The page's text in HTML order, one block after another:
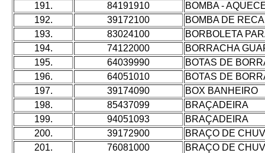
191.
84191910
BOMBA -
192.
39172100
BOMBA DE
193.
83024100
BORBOLETA
194.
74122000
BORRACHA
195.
64039990
BOTAS DE
196.
64051010
BOTAS DE
197.
39174090
BOX BANHEIRO
198.
85437099
BRAÇADEIRA
199.
94051093
BRAÇADEIRA
200.
39172900
BRAÇO DE
201.
76081000
BRAÇO DE